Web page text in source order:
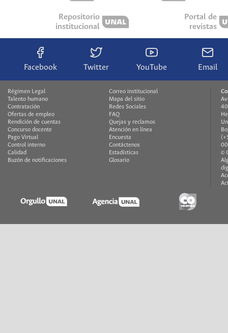
Repositorio
institucional
Portal de
revistas
Facebook Twitter YouTube Email
Régimen Legal
Talento humano
Contratación
Ofertas de empleo
Rendición de cuentas
Concurso docente
Pago Virtual
Control interno
Calidad
Buzón de notificaciones
Correo institucional
Mapa del sitio
Redes Sociales
FAQ
Quejas y reclamos
Atención en línea
Encuesta
Contáctenos
Estadísticas
Glosario
©